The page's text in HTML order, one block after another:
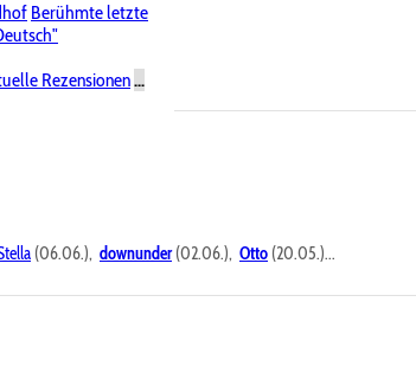
Berühmte letzte
Rezensionen...
(06.06.), downunder(02.06.), Otto (20.05.)...